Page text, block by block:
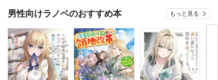
男性向けラノベのおすすめ本 もっと見る